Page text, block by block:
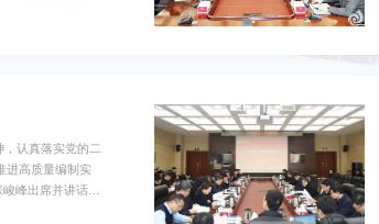
贯彻习近平总书
认真落实党的二
进高质量编制实
峰出席并讲话，